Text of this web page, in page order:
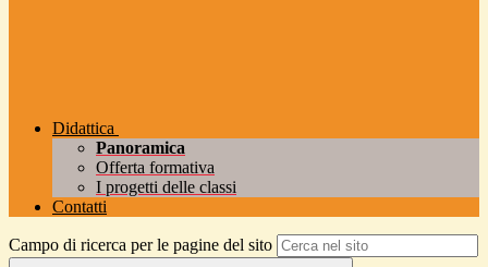
Didattica
Panoramica
Offerta formativa
I progetti delle classi
Contatti
Campo di ricerca per le pagine del sito